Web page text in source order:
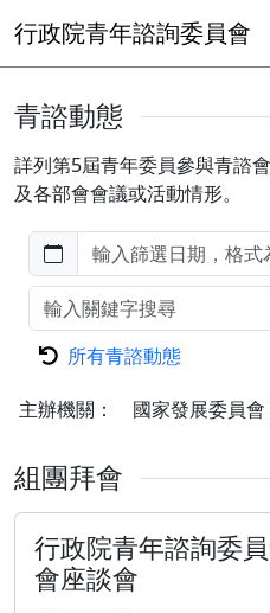
行政院青年諮詢委員會
青諮動態
詳列第5屆青年委員參與青諮
及各部會會議或活動情形。
所有青諮動態
主辦機關： 國家發展委員會
組團拜會
行政院青年諮詢委
會座談會